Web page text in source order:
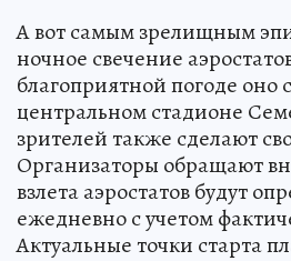
А вот самым зрелищным
ночное свечение
благоприятной погоде оно
центральном стадионе
зрителей также сделают
Организаторы обращают
взлета аэростатов будут
ежедневно с учетом
Актуальные точки старта